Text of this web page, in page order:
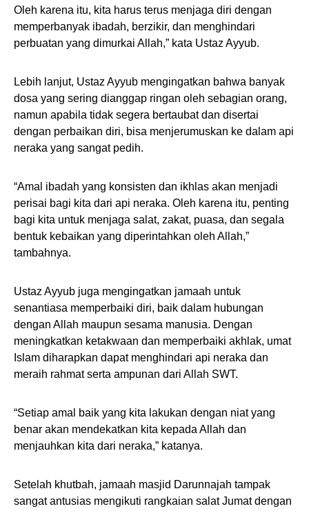
Oleh karena itu, kita harus terus menjaga diri dengan
memperbanyak ibadah, berzikir, dan menghindari
perbuatan yang dimurkai Allah,” kata Ustaz Ayyub.
Lebih lanjut, Ustaz Ayyub mengingatkan bahwa banyak
dosa yang sering dianggap ringan oleh sebagian orang,
namun apabila tidak segera bertaubat dan disertai
dengan perbaikan diri, bisa menjerumuskan ke dalam api
neraka yang sangat pedih.
“Amal ibadah yang konsisten dan ikhlas akan menjadi
perisai bagi kita dari api neraka. Oleh karena itu, penting
bagi kita untuk menjaga salat, zakat, puasa, dan segala
bentuk kebaikan yang diperintahkan oleh Allah,”
tambahnya.
Ustaz Ayyub juga mengingatkan jamaah untuk
senantiasa memperbaiki diri, baik dalam hubungan
dengan Allah maupun sesama manusia. Dengan
meningkatkan ketakwaan dan memperbaiki akhlak, umat
Islam diharapkan dapat menghindari api neraka dan
meraih rahmat serta ampunan dari Allah SWT.
“Setiap amal baik yang kita lakukan dengan niat yang
benar akan mendekatkan kita kepada Allah dan
menjauhkan kita dari neraka,” katanya.
Setelah khutbah, jamaah masjid Darunnajah tampak
sangat antusias mengikuti rangkaian salat Jumat dengan